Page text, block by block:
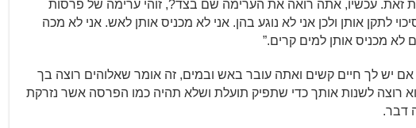
זאת. עכשיו, אתה רואה את הערימה שם בצד?, זוהי ערימה של פרסות
לתקן אותן ולכן אני לא נוגע בהן. אני לא מכניס אותן לאש. אני לא מכה
לא מכניס אותן למים קרים.”
יש לך חיים קשים ואתה עובר באש ובמים, זה אומר שאלוהים רוצה בך
רוצה לשנות אותך כדי שתפיק תועלת ושלא תהיה כמו הפרסה אשר נזרקת
דבר.